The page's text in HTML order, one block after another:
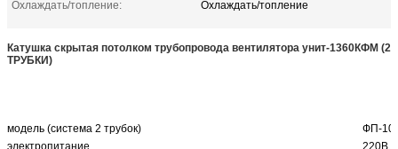
Охлаждать/топление: Охлаждать/топление
Катушка скрытая потолком трубопровода вентилятора унит-1360КФМ (2
ТРУБКИ)
модель (система 2 трубок)
ФП-
электропитание
220В,